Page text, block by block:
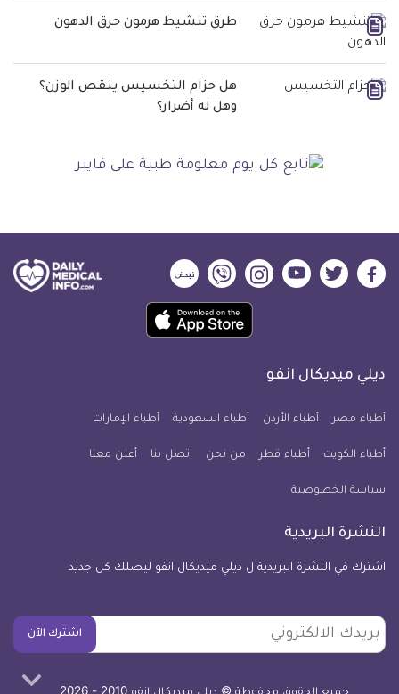
طرق تنشيط هرمون حرق الدهون
هل حزام التخسيس ينقص الوزن؟
وهل له أضرار؟
ديلي
فيسبوك
ديلي
تويتر
ديلي
ميديكال
يوتيوب
ديلي
ميديكال
انفو
ديلي
ميديكال
انفو
ديلي
ميديكال
انفو
حمل
تطبيق
معلومة
للآيفون
ديلي ميديكال انفو
أطباء مصر أطباء الأردن أطباء السعودية أطباء الإمارات
أطباء الكويت أطباء قطر من نحن اتصل بنا أعلن معنا
سياسة الخصوصية
النشرة البريدية
اشترك في النشرة البريدية ل ديلي ميديكال انفو ليصلك كل جديد
بريدك
الالكتروني
اشترك الآن